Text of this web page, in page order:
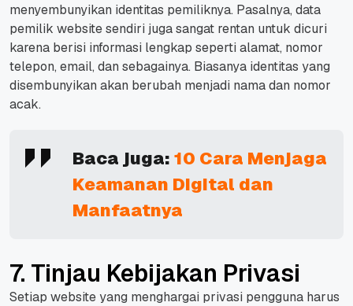
menyembunyikan identitas pemiliknya. Pasalnya, data
pemilik websitesendiri juga sangat rentan untuk dicuri
karena berisi informasi lengkap seperti alamat, nomor
telepon, email, dan sebagainya. Biasanya identitas yang
disembunyikan akan berubah menjadi nama dan nomor
acak.
Baca juga: 10 Cara Menjaga
Keamanan Digital dan
Manfaatnya
7. Tinjau Kebijakan Privasi
Setiap website yang menghargai privasi pengguna harus